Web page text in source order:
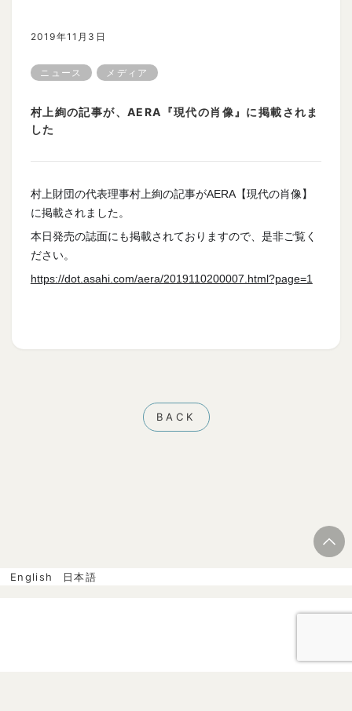
2019年11月3日
ニュース メディア
村上絢の記事が、AERA『現代の肖像』に掲載されま
した
村上財団の代表理事村上絢の記事がAERA【現代の肖像】
に掲載されました。
本日発売の誌面にも掲載されておりますので、是非ご覧く
ださい。
https://dot.asahi.com/aera/2019110200007.html?page=1
BACK
English 日本語